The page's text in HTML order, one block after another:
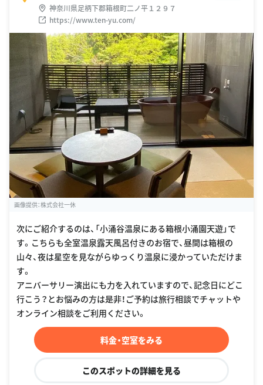
神奈川県足柄下郡箱根町二ノ平１２９７
https://www.ten-yu.com/
画像提供：株式会社一休
次にご紹介するのは、「小涌谷温泉にある箱根小涌園天遊」で
す。こちらも全室温泉露天風呂付きのお宿で、昼間は箱根の
山々、夜は星空を見ながらゆっくり温泉に浸かっていただけま
す。
アニバーサリー演出にも力を入れていますので、記念日にどこ
行こう？とお悩みの方は是非！ご予約は旅行相談でチャットや
オンライン相談をご利用ください。
料金・空室をみる
このスポットの詳細を見る